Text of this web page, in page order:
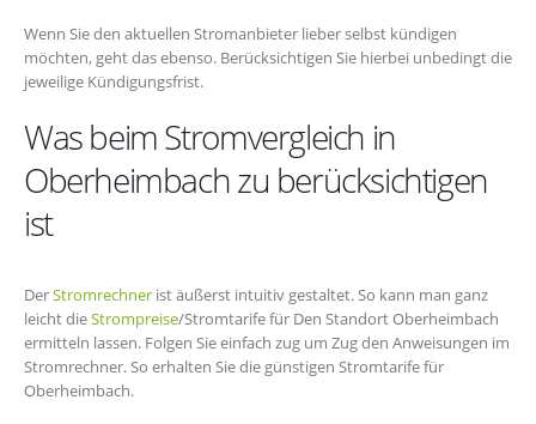
Wenn Sie den aktuellen Stromanbieter lieber selbst kündigen
möchten, geht das ebenso. Berücksichtigen Sie hierbei unbedingt die
jeweilige Kündigungsfrist.
Was beim Stromvergleich in
Oberheimbach zu berücksichtigen
ist
DerStromrechner ist äußerst intuitiv gestaltet. So kann man ganz
leicht dieStrompreise/Stromtarife für Den Standort Oberheimbach
ermitteln lassen. Folgen Sie einfach zug um Zug den Anweisungen im
Stromrechner. So erhalten Sie die günstigen Stromtarife für
Oberheimbach.